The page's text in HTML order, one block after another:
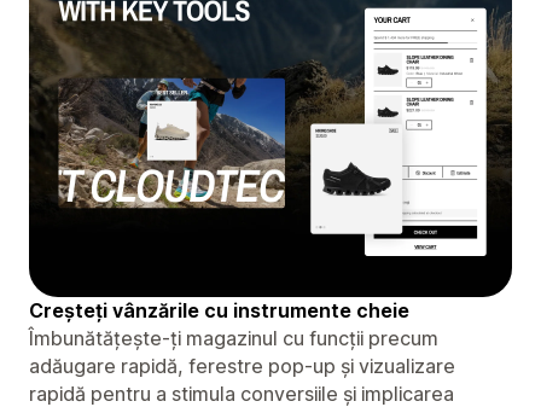
Creșteți vânzările cu instrumente cheie
Îmbunătățește-ți magazinul cu funcții precum
adăugare rapidă, ferestre pop-up și vizualizare
rapidă pentru a stimula conversiile și implicarea